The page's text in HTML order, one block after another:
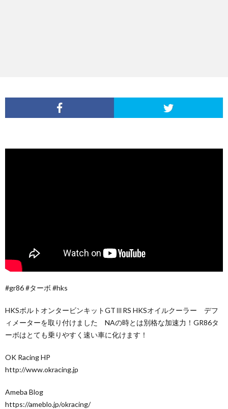
#gr86 #ターボ #hks
HKSボルトオンタービンキットGTⅢRS HKSオイルクーラー デフ
ィメーターを取り付けました NAの時とは別格な加速力！GR86タ
ーボはとても乗りやすく速い車に化けます！
OK Racing HP
http://www.okracing.jp
Ameba Blog
https://ameblo.jp/okracing/